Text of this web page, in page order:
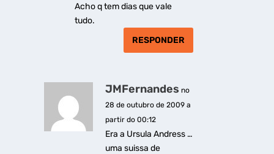
Acho q tem dias que vale
tudo.
RESPONDER
JMFernandes no
28 de outubro de 2009 a
partir do 00:12
Era a Ursula Andress …
uma suissa de